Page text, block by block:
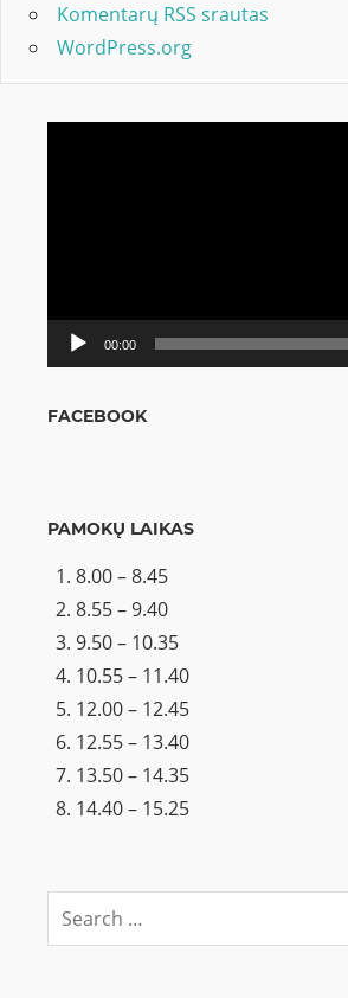
Komentarų RSS srautas
WordPress.org
00:00
FACEBOOK
PAMOKŲ LAIKAS
8.00 – 8.45
8.55 – 9.40
9.50 – 10.35
10.55 – 11.40
12.00 – 12.45
12.55 – 13.40
13.50 – 14.35
14.40 – 15.25